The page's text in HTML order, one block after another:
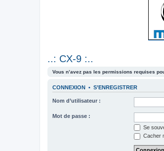
..: CX-9 :..
Vous n’avez pas les permissions requises
CONNEXION • S’ENREGISTRER
Nom d’utilisateur :
Mot de passe :
Se
Cacher